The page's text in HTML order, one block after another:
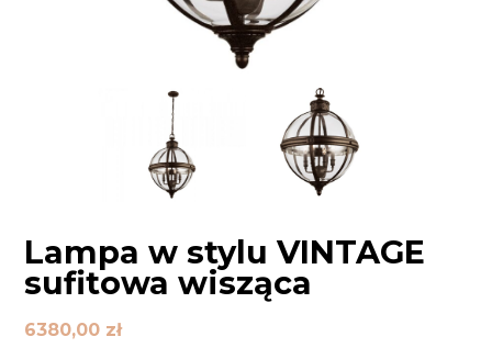
Lampa w stylu VINTAGE
sufitowa wisząca
6380,00 zł